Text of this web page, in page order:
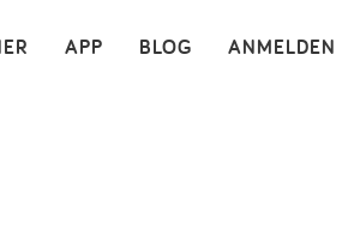
ANMELDEN
BLOG
APP ×